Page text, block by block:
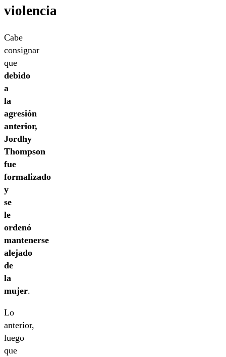
violencia
Cabe
consignar
que
debido
a
la
agresión
anterior,
Jordhy
Thompson
fue
formalizado
y
se
le
ordenó
mantenerse
alejado
de
la
mujer.
Lo
anterior,
luego
que